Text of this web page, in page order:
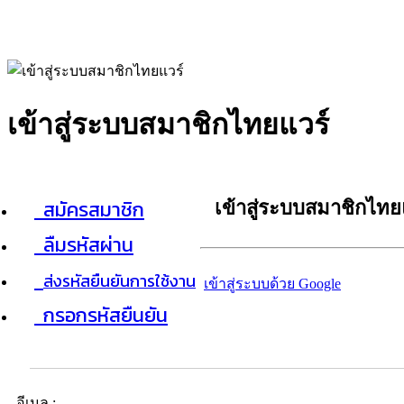
เข้าสู่ระบบสมาชิกไทยแวร์
สมัครสมาชิก
ลืมรหัสผ่าน
ส่งรหัสยืนยันการใช้งาน
กรอกรหัสยืนยัน
เข้าสู่ระบบสมาชิกไท
เข้าสู่ระบบด้วย Google